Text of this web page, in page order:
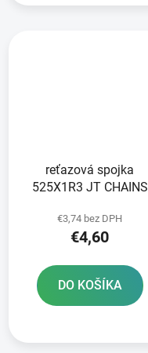
reťazová spojka
525X1R3 JT CHAINS
SPRING
€3,74 bez DPH
€4,60
DO KOŠÍKA